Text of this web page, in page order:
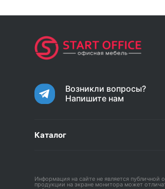
Возникли вопросы?
Напишите нам
Каталог
Информация на сайте не является
продукции на экране монитора может